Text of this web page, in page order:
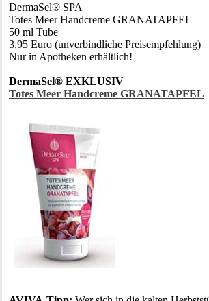
DermaSel® SPA
Totes Meer Handcreme GRANATAPFEL
50 ml Tube
3,95 Euro (unverbindliche Preisempfehlung)
Nur in Apotheken erhältlich!
DermaSel® EXKLUSIV
Totes Meer Handcreme GRANATAPFEL